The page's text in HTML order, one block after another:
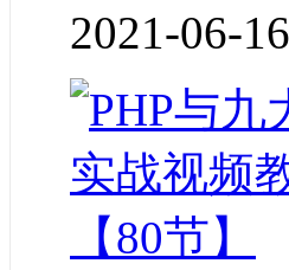
2021-06-16